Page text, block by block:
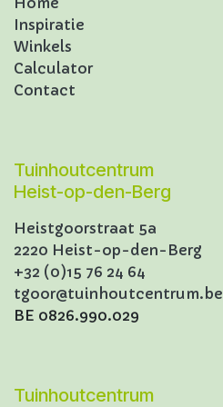
Inspiratie
Winkels
Calculator
Contact
Tuinhoutcentrum
Heist-op-den-Berg
Heistgoorstraat 5a
2220 Heist-op-den-Berg
+32 (0)15 76 24 64
tgoor@tuinhoutcentrum.be
BE 0826.990.029
Tuinhoutcentrum